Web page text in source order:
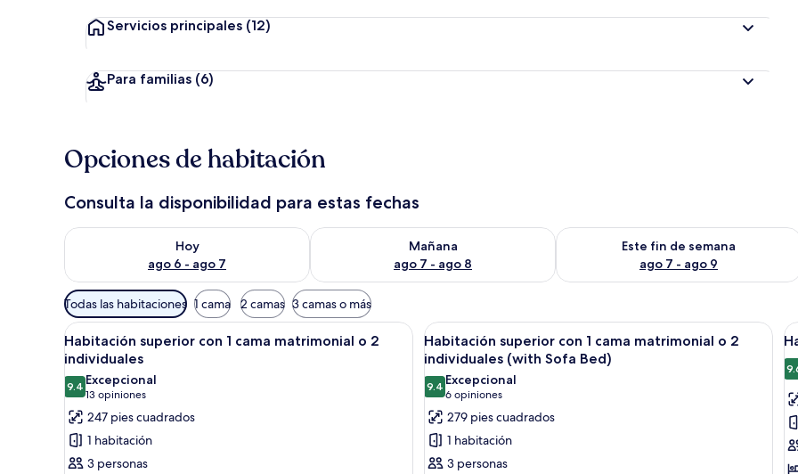
Servicios principales (12)
Para familias (6)
Opciones de habitación
Consulta la disponibilidad para estas fechas
Hoy
ago 6 - ago 7
Consulta la disponibilidad para hoy ago 6 - ago 7
Mañana
ago 7 - ago 8
Consulta la disponibilidad para mañana ago 7 - ago 8
Este fin de semana
ago 7 - ago 9
Consulta la disponibilidad para este
Filtros
disponibles
para
las
habitaciones
Todas las habitaciones 1 cama 2 camas 3 camas o más
Abrir
todas
las
fotos
de
Habitación
superior
Una habitación de hotel con cama, escritorio, silla, sofá y mesita de noche con lámpara.
12
Habitación superior con 1 cama matrimonial o 2
individuales
9.49.4 de 10
Excepcional
13 opiniones
(13
opiniones)
247 pies cuadrados
1 habitación
3 personas
Abrir
todas
las
fotos
de
Habitación
superior
Habitación de hotel con una cama
11
Habitación superior con 1 cama matrimonial o 2
individuales (with Sofa Bed)
9.49.4 de 10
Excepcional
6 opiniones
(6
opiniones)
279 pies cuadrados
1 habitación
3 personas